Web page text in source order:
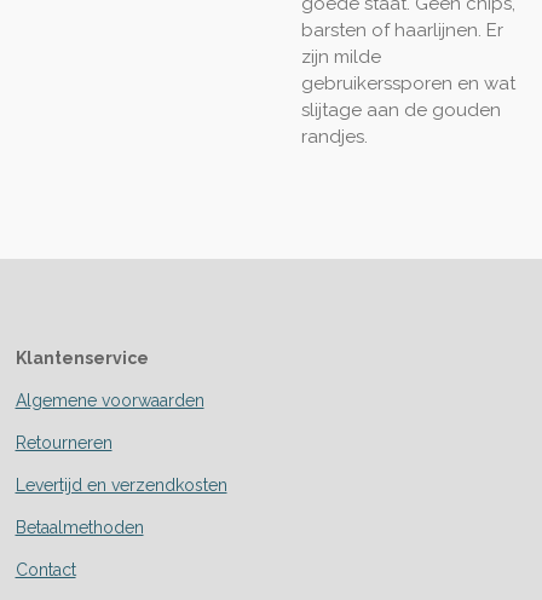
barsten of haarlijnen. Er
zijn milde
gebruikerssporen en wat
slijtage aan de gouden
randjes.
Klantenservice
Algemene voorwaarden
Retourneren
Levertijd en verzendkosten
Betaalmethoden
Contact